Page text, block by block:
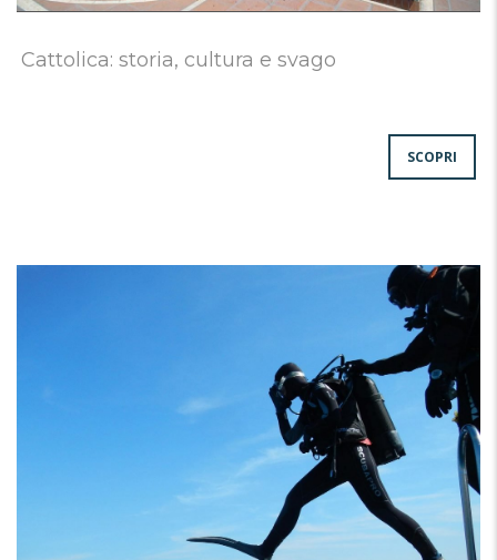
Cattolica: storia, cultura e svago
SCOPRI